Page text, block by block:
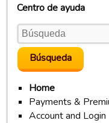
Centro de ayuda
Home
Payments &
Account and Login